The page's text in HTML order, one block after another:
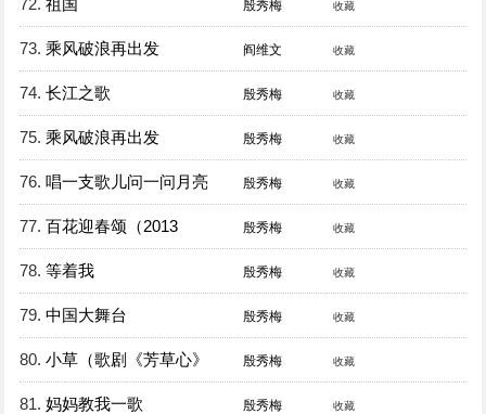
72. 祖国 殷秀梅 收藏
73. 乘风破浪再出发 阎维文 收藏
74. 长江之歌 殷秀梅 收藏
75. 乘风破浪再出发 殷秀梅 收藏
76. 唱一支歌儿问一问月亮 殷秀梅 收藏
77. 百花迎春颂（2013 殷秀梅 收藏
78. 等着我 殷秀梅 收藏
79. 中国大舞台 殷秀梅 收藏
80. 小草（歌剧《芳草心》 殷秀梅 收藏
81. 妈妈教我一歌 殷秀梅 收藏